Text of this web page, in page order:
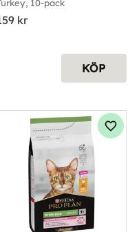
10-pack
kr
KÖP
i favoriter